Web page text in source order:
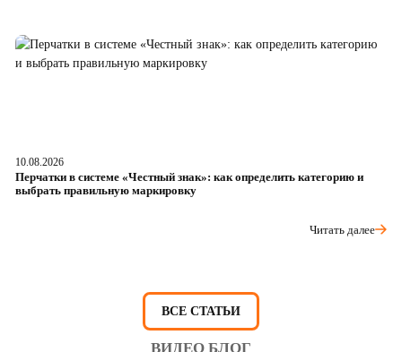
10.08.2026
Перчатки в системе «Честный знак»: как определить категорию и
выбрать правильную маркировку
Читать далее
ВСЕ СТАТЬИ
ВИДЕО БЛОГ